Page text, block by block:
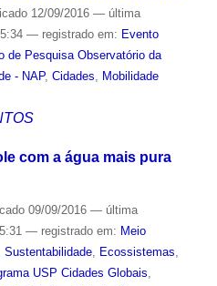
12/09/2016 — última
— registrado em: Evento
de Pesquisa Observatório da
- NAP, Cidades, Mobilidade
com a água mais pura
09/09/2016 — última
— registrado em: Meio
Sustentabilidade, Ecossistemas,
USP Cidades Globais,